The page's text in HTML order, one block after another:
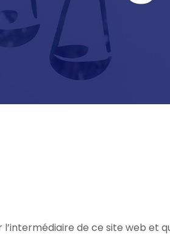
de ce site web et